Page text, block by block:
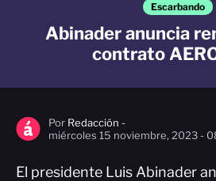
Escarbando
Abinader anuncia
contrato
Por Redacción -
miércoles 15 noviembre, 2023 -
El presidente Luis Abinader